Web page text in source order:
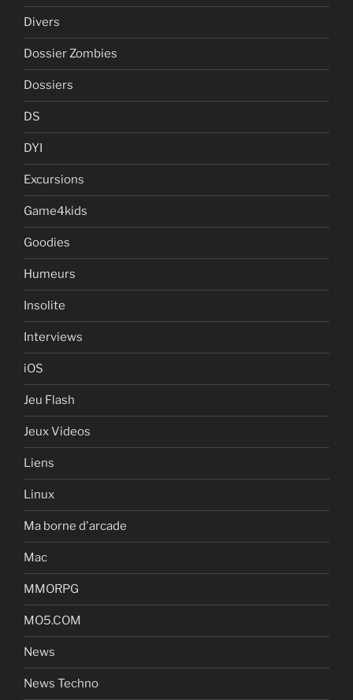
Divers
Dossier Zombies
Dossiers
DS
DYI
Excursions
Game4kids
Goodies
Humeurs
Insolite
Interviews
iOS
Jeu Flash
Jeux Videos
Liens
Linux
Ma borne d'arcade
Mac
MMORPG
MO5.COM
News
News Techno